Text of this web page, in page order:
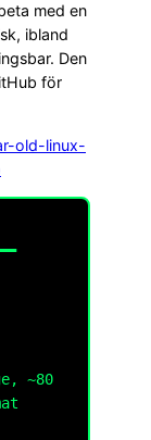
med en
ibland
Den
för
old-linux-
~80